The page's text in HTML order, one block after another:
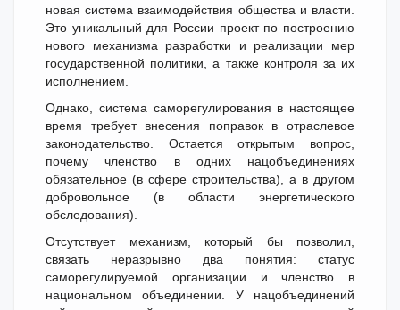
новая система взаимодействия общества и власти.
Это уникальный для России проект по построению
нового механизма разработки и реализации мер
государственной политики, а также контроля за их
исполнением.
Однако, система саморегулирования в настоящее
время требует внесения поправок в отраслевое
законодательство. Остается открытым вопрос,
почему членство в одних нацобъединениях
обязательное (в сфере строительства), а в другом
добровольное (в области энергетического
обследования).
Отсутствует механизм, который бы позволил,
связать неразрывно два понятия: статус
саморегулируемой организации и членство в
национальном объединении. У нацобъединений